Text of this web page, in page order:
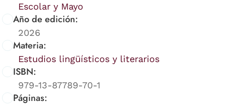
Escolar y Mayo
Año de edición:
2026
Materia:
Estudios lingüísticos y literarios
ISBN:
979-13-87789-70-1
Páginas: